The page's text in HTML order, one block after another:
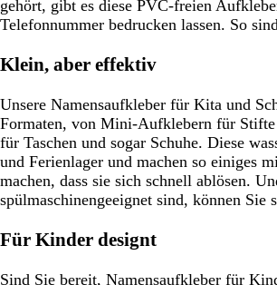
gehört, gibt es diese PVC-freien
Telefonnummer bedrucken lassen. So
Klein, aber effektiv
Unsere Namensaufkleber für Kita und
Formaten, von Mini-Aufklebern für
für Taschen und sogar Schuhe. Diese
und Ferienlager und machen so einiges
machen, dass sie sich schnell ablösen.
spülmaschinengeeignet sind, können Sie
Für Kinder designt
Sind Sie bereit, Namensaufkleber für